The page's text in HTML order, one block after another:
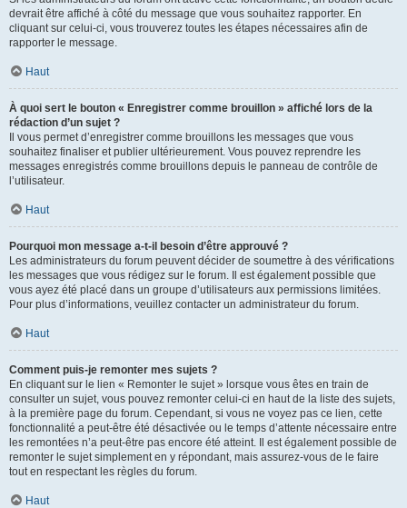
devrait être affiché à côté du message que vous souhaitez rapporter. En
cliquant sur celui-ci, vous trouverez toutes les étapes nécessaires afin de
rapporter le message.
Haut
À quoi sert le bouton « Enregistrer comme brouillon » affiché lors de la
rédaction d’un sujet ?
Il vous permet d’enregistrer comme brouillons les messages que vous
souhaitez finaliser et publier ultérieurement. Vous pouvez reprendre les
messages enregistrés comme brouillons depuis le panneau de contrôle de
l’utilisateur.
Haut
Pourquoi mon message a-t-il besoin d’être approuvé ?
Les administrateurs du forum peuvent décider de soumettre à des vérifications
les messages que vous rédigez sur le forum. Il est également possible que
vous ayez été placé dans un groupe d’utilisateurs aux permissions limitées.
Pour plus d’informations, veuillez contacter un administrateur du forum.
Haut
Comment puis-je remonter mes sujets ?
En cliquant sur le lien « Remonter le sujet » lorsque vous êtes en train de
consulter un sujet, vous pouvez remonter celui-ci en haut de la liste des sujets,
à la première page du forum. Cependant, si vous ne voyez pas ce lien, cette
fonctionnalité a peut-être été désactivée ou le temps d’attente nécessaire entre
les remontées n’a peut-être pas encore été atteint. Il est également possible de
remonter le sujet simplement en y répondant, mais assurez-vous de le faire
tout en respectant les règles du forum.
Haut